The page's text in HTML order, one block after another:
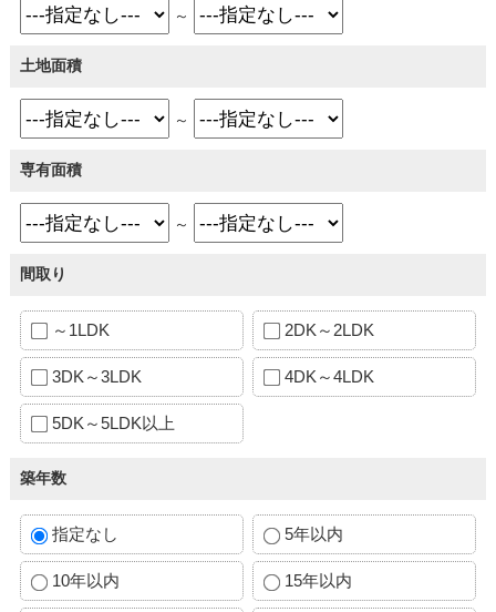
～
土地面積
～
専有面積
～
間取り
～1LDK 2DK～2LDK
3DK～3LDK 4DK～4LDK
5DK～5LDK以上
築年数
指定なし 5年以内
10年以内 15年以内